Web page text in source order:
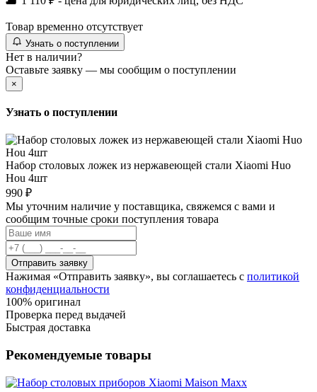
Товар временно отсутствует
Узнать о поступлении
Нет в наличии?
Оставьте заявку — мы сообщим о поступлении
×
Узнать о поступлении
Набор столовых ложек из нержавеющей стали Xiaomi Huo
Hou 4шт
990 ₽
Мы уточним наличие у поставщика, свяжемся с вами и
сообщим точные сроки поступления товара
Отправить заявку
Нажимая «Отправить заявку», вы соглашаетесь с политикой
конфиденциальности
100% оригинал
Проверка перед выдачей
Быстрая доставка
Рекомендуемые товары